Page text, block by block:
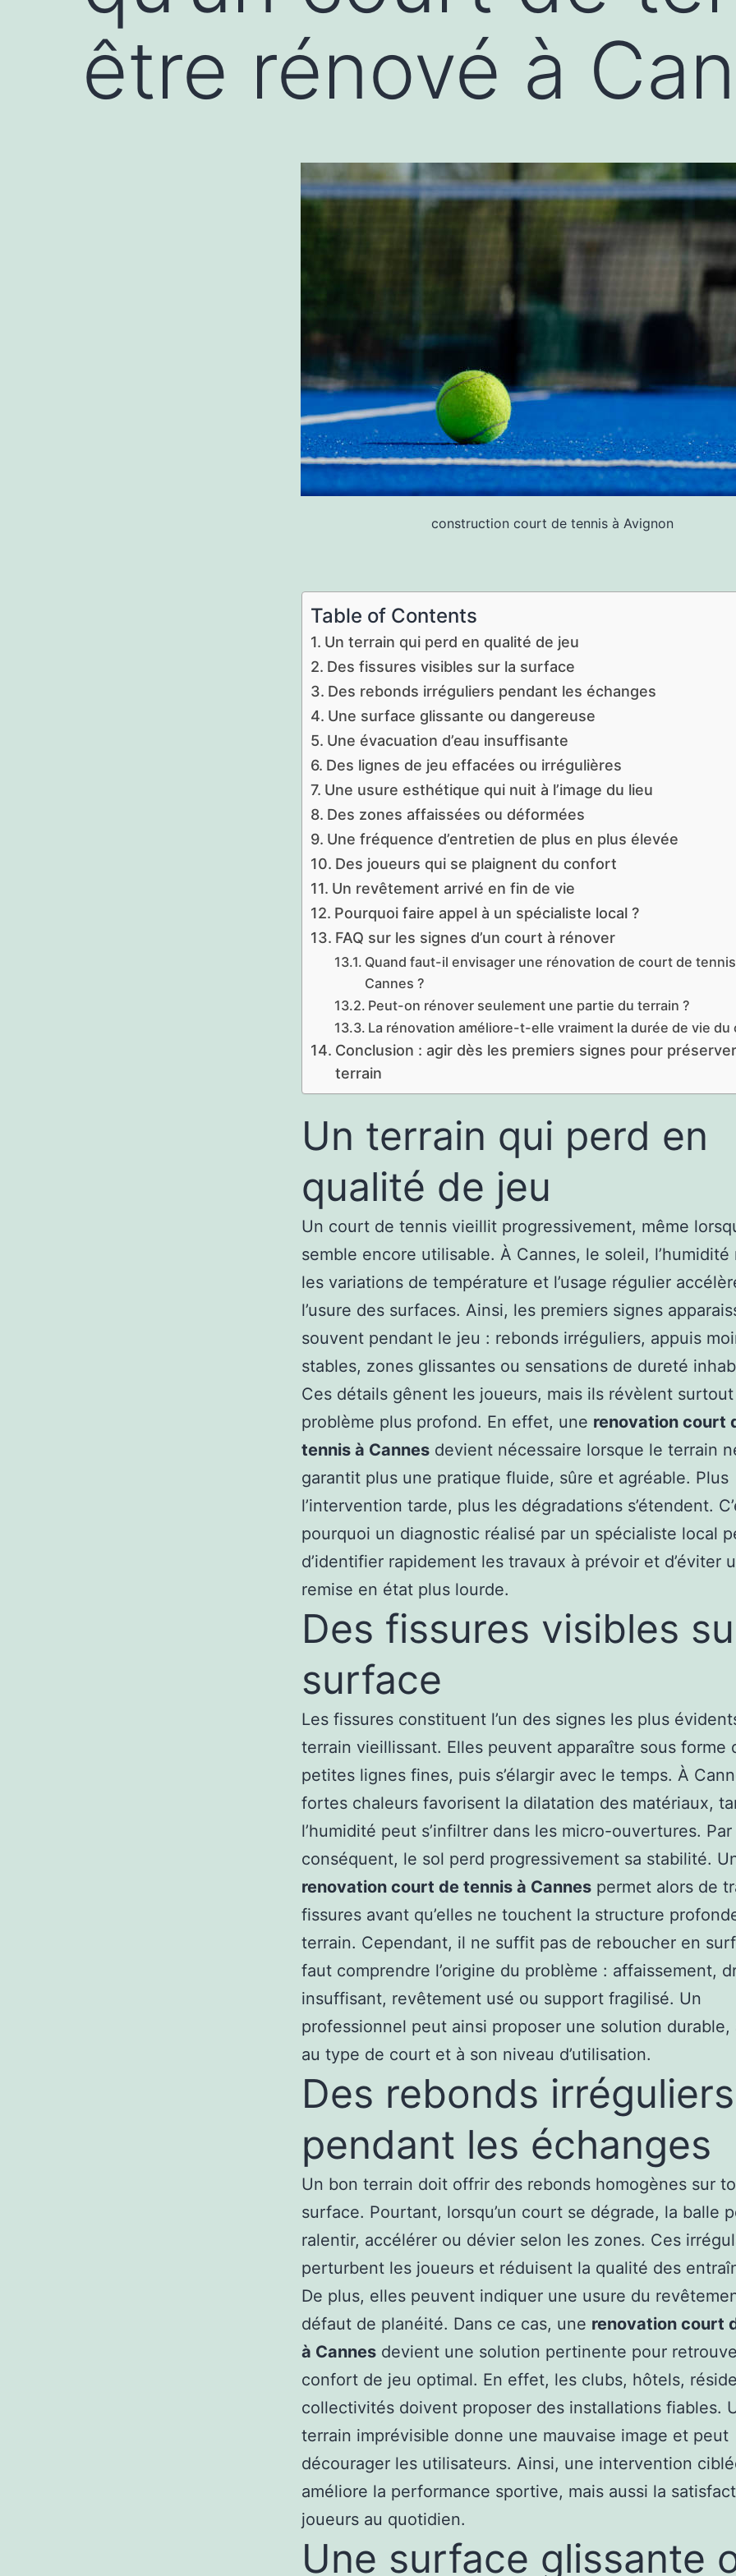
être rénové à
construction court de tennis à Avignon
Table of Contents
Un terrain qui perd en qualité de jeu
Des fissures visibles sur la surface
Des rebonds irréguliers pendant les échanges
Une surface glissante ou dangereuse
Une évacuation d’eau insuffisante
Des lignes de jeu effacées ou irrégulières
Une usure esthétique qui nuit à l’image du lieu
Des zones affaissées ou déformées
Une fréquence d’entretien de plus en plus élevée
Des joueurs qui se plaignent du confort
Un revêtement arrivé en fin de vie
Pourquoi faire appel à un spécialiste local ?
FAQ sur les signes d’un court à rénover
Quand faut-il envisager une rénovation de court de
Cannes ?
Peut-on rénover seulement une partie du terrain ?
La rénovation améliore-t-elle vraiment la durée de vie du
Conclusion : agir dès les premiers signes pour
terrain
Un terrain qui perd en
qualité de jeu
Un court de tennis vieillit progressivement, même
semble encore utilisable. À Cannes, le soleil, l’humidité
les variations de température et l’usage régulier
l’usure des surfaces. Ainsi, les premiers signes
souvent pendant le jeu : rebonds irréguliers, appuis
stables, zones glissantes ou sensations de dureté
Ces détails gênent les joueurs, mais ils révèlent
problème plus profond. En effet, une renovation court
tennis à Cannes devient nécessaire lorsque le terrain
garantit plus une pratique fluide, sûre et agréable. Plus
l’intervention tarde, plus les dégradations s’étendent.
pourquoi un diagnostic réalisé par un spécialiste local
d’identifier rapidement les travaux à prévoir et d’éviter
remise en état plus lourde.
Des fissures visibles
surface
Les fissures constituent l’un des signes les plus
terrain vieillissant. Elles peuvent apparaître sous forme
petites lignes fines, puis s’élargir avec le temps. À
fortes chaleurs favorisent la dilatation des matériaux,
l’humidité peut s’infiltrer dans les micro-ouvertures. Par
conséquent, le sol perd progressivement sa stabilité.
renovation court de tennis à Cannes permet alors de
fissures avant qu’elles ne touchent la structure
terrain. Cependant, il ne suffit pas de reboucher en
faut comprendre l’origine du problème : affaissement,
insuffisant, revêtement usé ou support fragilisé. Un
professionnel peut ainsi proposer une solution durable,
au type de court et à son niveau d’utilisation.
Des rebonds irréguliers
pendant les échanges
Un bon terrain doit offrir des rebonds homogènes sur
surface. Pourtant, lorsqu’un court se dégrade, la balle
ralentir, accélérer ou dévier selon les zones. Ces
perturbent les joueurs et réduisent la qualité des
De plus, elles peuvent indiquer une usure du
défaut de planéité. Dans ce cas, une renovation court
à Cannes devient une solution pertinente pour
confort de jeu optimal. En effet, les clubs, hôtels,
collectivités doivent proposer des installations fiables.
terrain imprévisible donne une mauvaise image et peut
décourager les utilisateurs. Ainsi, une intervention
améliore la performance sportive, mais aussi la
joueurs au quotidien.
Une surface glissante